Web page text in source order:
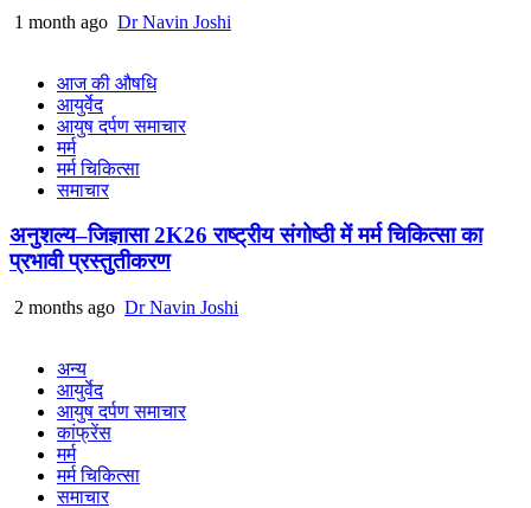
1 month ago Dr Navin Joshi
आज की औषधि
आयुर्वेद
आयुष दर्पण समाचार
मर्म
मर्म चिकित्सा
समाचार
अनुशल्य–जिज्ञासा 2K26 राष्ट्रीय संगोष्ठी में मर्म चिकित्सा का
प्रभावी प्रस्तुतीकरण
2 months ago Dr Navin Joshi
अन्य
आयुर्वेद
आयुष दर्पण समाचार
कांफ्रेंस
मर्म
मर्म चिकित्सा
समाचार